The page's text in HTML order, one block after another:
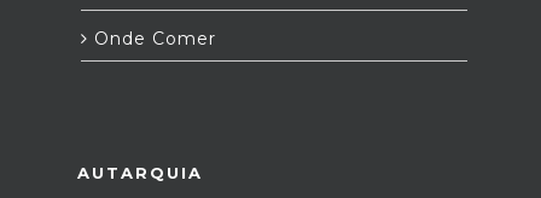
Onde Comer
AUTARQUIA